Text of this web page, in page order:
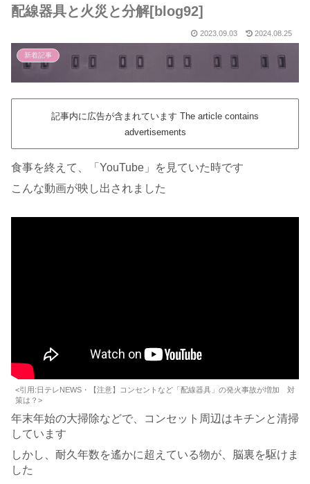
配線器具と火災と分解[blog92]
2023.09.03 2024.08.25
新着記事
記事内に広告が含まれています The article contains
advertisements
食事を終えて、「YouTube」を見ていた時です
こんな動画が映し出されました
<引用:日テレNEWS・【注意】コンセントなど「配線器具」の発火事故が増加 対
策は？>
年末年始の大掃除などで、コンセット周辺はキチンと清掃
しています
しかし、耐久年数を遙かに超えている物が、脳裏を駆けま
した